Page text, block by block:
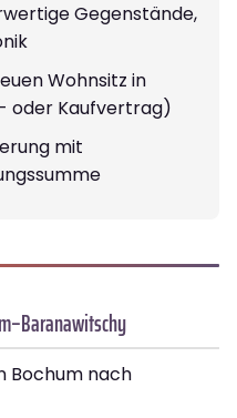
Gegenstände,
Wohnsitz in
oder Kaufvertrag)
mit
Bochum nach